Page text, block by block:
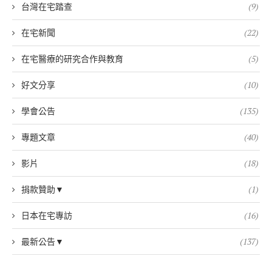
台灣在宅踏查 (9)
在宅新聞 (22)
在宅醫療的研究合作與教育 (5)
好文分享 (10)
學會公告 (135)
專題文章 (40)
影片 (18)
捐款贊助▼ (1)
日本在宅專訪 (16)
最新公告▼ (137)